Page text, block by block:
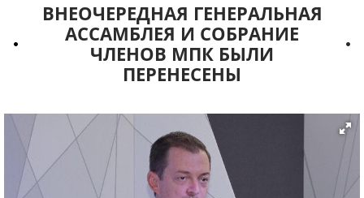
ВНЕОЧЕРЕДНАЯ ГЕНЕРАЛЬНАЯ
АССАМБЛЕЯ И СОБРАНИЕ
ЧЛЕНОВ МПК БЫЛИ
ПЕРЕНЕСЕНЫ